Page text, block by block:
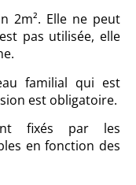
2m². Elle ne peut
pas utilisée, elle
familial qui est
est obligatoire.
fixés par les
en fonction des